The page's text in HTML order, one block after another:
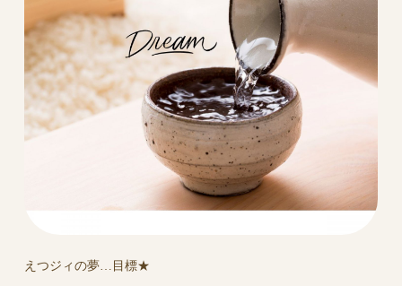
えつジィの夢…目標★